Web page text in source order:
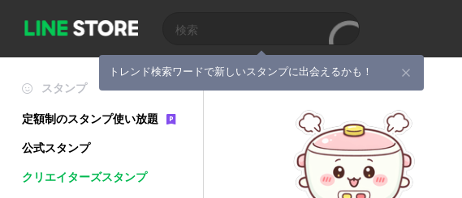
トレンド検索ワードで新しいスタンプに出会えるかも！
スタンプ
定額制のスタンプ使い放題
公式スタンプ
クリエイターズスタンプ